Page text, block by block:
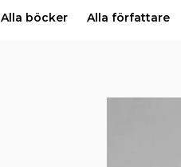
Alla böcker Alla författare